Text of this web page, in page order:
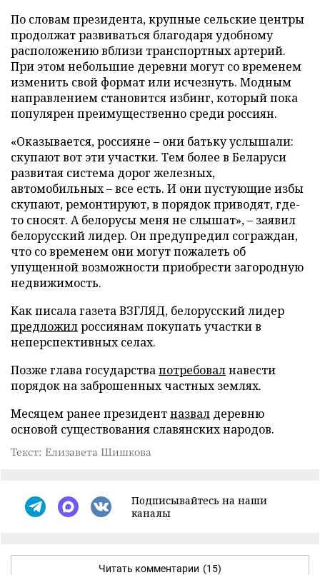
По словам президента, крупные сельские центры
продолжат развиваться благодаря удобному
расположению вблизи транспортных артерий.
При этом небольшие деревни могут со временем
изменить свой формат или исчезнуть. Модным
направлением становится избинг, который пока
популярен преимущественно среди россиян.
«Оказывается, россияне – они батьку услышали:
скупают вот эти участки. Тем более в Беларуси
развитая система дорог железных,
автомобильных – все есть. И они пустующие избы
скупают, ремонтируют, в порядок приводят, где-
то сносят. А белорусы меня не слышат», – заявил
белорусский лидер. Он предупредил сограждан,
что со временем они могут пожалеть об
упущенной возможности приобрести загородную
недвижимость.
Как писала газета ВЗГЛЯД, белорусский лидер
предложилроссиянам покупать участки в
неперспективных селах.
Позже глава государствапотребовалнавести
порядок на заброшенных частных землях.
Месяцем ранее президентназвал деревню
основой существования славянских народов.
Текст: Елизавета Шишкова
Подписывайтесь на наши
каналы
Читать комментарии (15)